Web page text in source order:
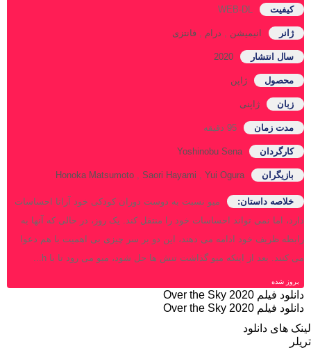
کیفیت WEB-DL
ژانر انیمیشن , درام , فانتزی
سال انتشار 2020
محصول ژاپن
زبان ژاپنی
مدت زمان 95 دقیقه
کارگردان Yoshinobu Sena
بازیگران Honoka Matsumoto , Saori Hayami , Yui Ogura
خلاصه داستان:
میو نسبت به دوست دوران کودکی خود آراتا احساسات
دارد، اما نمی تواند احساسات خود را منتقل کند. یک روز، در حالی که آنها به
رابطه ظریف خود ادامه می دهند، این دو بر سر چیزی بی اهمیت با هم دعوا
می کنند. بعد از اینکه میو گذاشت تنش ها حل شود، میو می رود تا با h...
بروز‌ شده
دانلود فیلم Over the Sky 2020
دانلود فیلم Over the Sky 2020
لینک های دانلود
تریلر